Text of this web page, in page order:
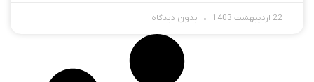
22 اردیبهشت 1403 بدون دیدگاه